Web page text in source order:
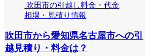
吹田市の引越し料金・代金
相場・見積り情報
吹田市から愛知県名古屋市への引
越見積り・料金は？